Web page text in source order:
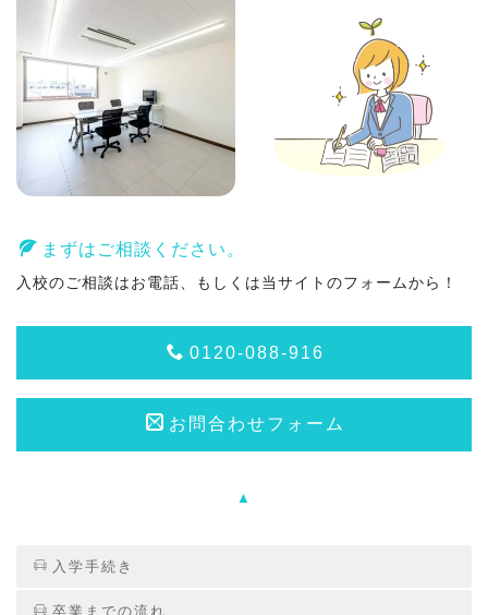
まずはご相談ください。
入校のご相談はお電話、もしくは当サイトのフォームから！
0120-088-916
お問合わせフォーム
▲
入学手続き
卒業までの流れ